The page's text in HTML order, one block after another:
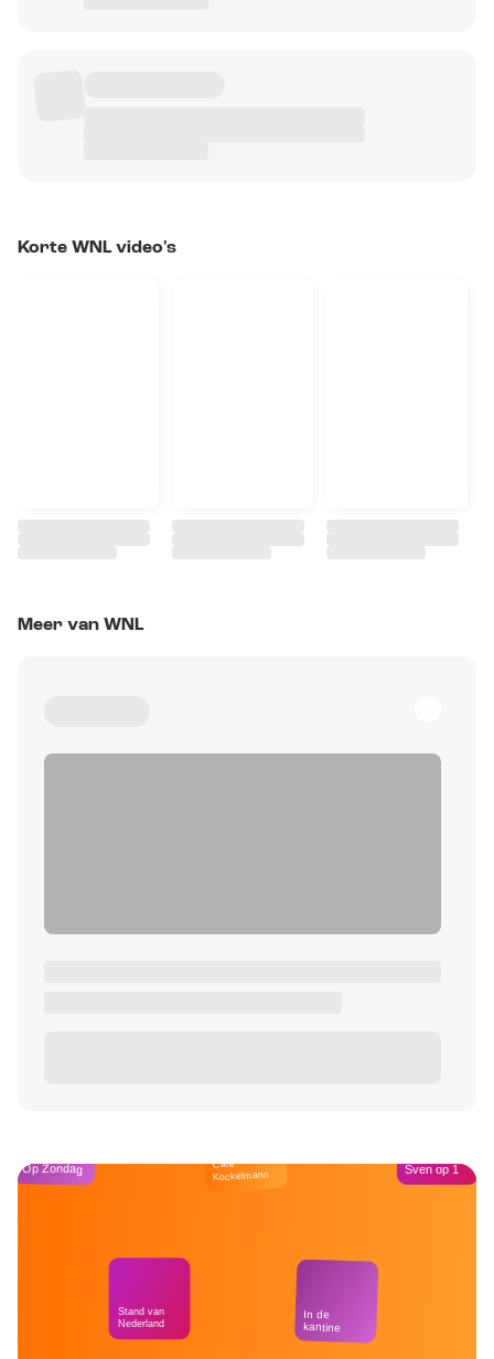
Korte WNL video's
Meer van WNL
Op Zondag
Stand van
Nederland
Café
Kockelmann
In de
kantine
Sven op 1